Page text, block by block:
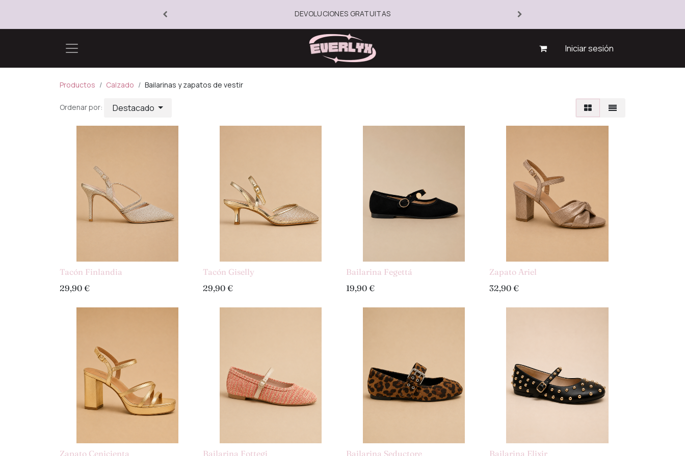
DEVOLUCIONES GRATUITAS
Iniciar sesión
Productos Calzado Bailarinas y zapatos de vestir
Ordenar por: Destacado
Tacón Finlandia
29,90 €
Tacón Giselly
29,90 €
Bailarina Fegettá
19,90 €
Zapato Ariel
32,90 €
Zapato Cenicienta Bailarina Fottegi Bailarina Seductore Bailarina Elixir